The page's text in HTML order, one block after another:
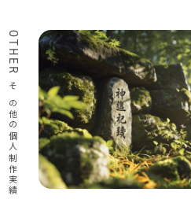
OTHER
その他の個人制作実績